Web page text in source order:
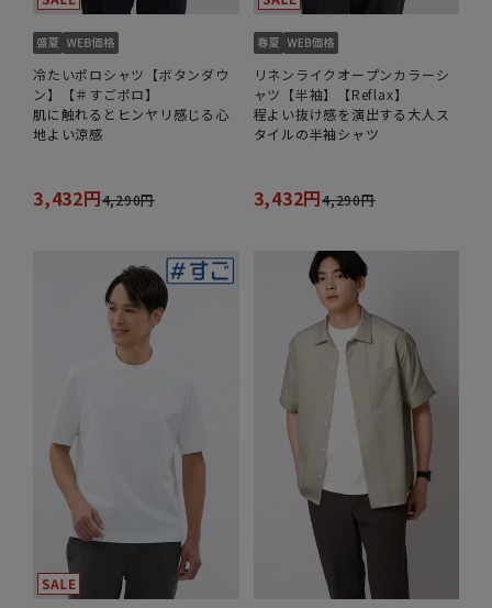
冷たいポロシャツ【ボタンダウ
ン】【＃すごポロ】
肌に触れるとヒンヤリ感じる心
地よい涼感
3,432円4,290円
リネンライクオープンカラーシ
ャツ【半袖】【Reflax】
程よい抜け感を演出する大人ス
タイルの半袖シャツ
3,432円4,290円